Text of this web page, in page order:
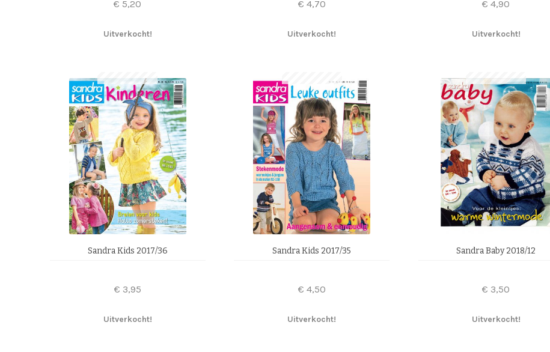
€ 5,20
Uitverkocht!
€ 4,70
Uitverkocht!
€ 4,90
Uitverkocht!
Sandra Kids 2017/36
€ 3,95
Uitverkocht!
Sandra Kids 2017/35
€ 4,50
Uitverkocht!
Sandra Baby 2018/12
€ 3,50
Uitverkocht!